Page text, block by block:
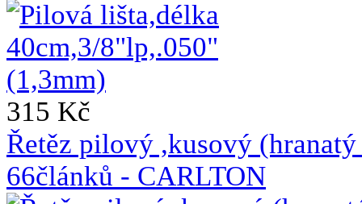
315 Kč
Řetěz pilový ,kusový
66článků - CARLTON